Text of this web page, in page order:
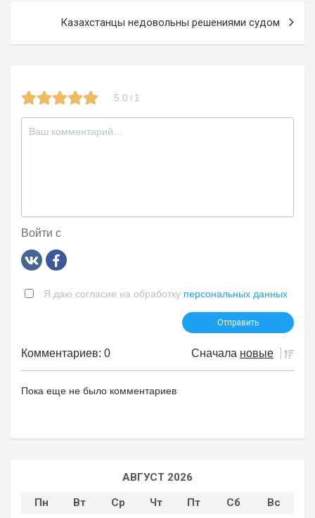
ni
ki
Казахстанцы недовольны решениями судом
5.0 / 1
Войти с
Я даю согласие на обработку персональных данных
Комментариев: 0 Сначала новые
Пока еще не было комментариев
АВГУСТ 2026
Пн
Вт Ср Чт Пт Сб
Вс